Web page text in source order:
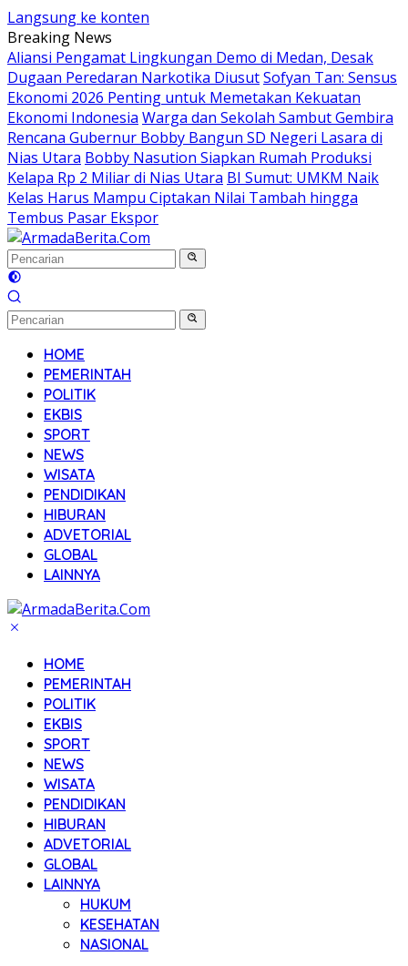
Langsung ke konten
Breaking News
Aliansi Pengamat Lingkungan Demo di Medan, Desak
Dugaan Peredaran Narkotika DiusutSofyan Tan: Sensus
Ekonomi 2026 Penting untuk Memetakan Kekuatan
Ekonomi Indonesia Warga dan Sekolah Sambut Gembira
Rencana Gubernur Bobby Bangun SD Negeri Lasara di
Nias Utara Bobby Nasution Siapkan Rumah Produksi
Kelapa Rp 2 Miliar di Nias Utara BI Sumut: UMKM Naik
Kelas Harus Mampu Ciptakan Nilai Tambah hingga
Tembus Pasar Ekspor
HOME
PEMERINTAH
POLITIK
EKBIS
SPORT
NEWS
WISATA
PENDIDIKAN
HIBURAN
ADVETORIAL
GLOBAL
LAINNYA
HOME
PEMERINTAH
POLITIK
EKBIS
SPORT
NEWS
WISATA
PENDIDIKAN
HIBURAN
ADVETORIAL
GLOBAL
LAINNYA
HUKUM
KESEHATAN
NASIONAL